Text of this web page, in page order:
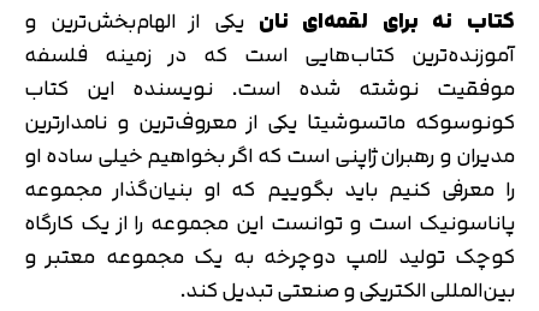
کتاب نه برای لقمه‌ای نان یکی از الهام‌بخش‌ترین و
آموزنده‌ترین کتاب‌هایی است که در زمینه فلسفه
موفقیت نوشته شده است. نویسنده این کتاب
کونوسوکه ماتسوشیتا یکی از معروف‌ترین و نامدارترین
مدیران و رهبران ژاپنی است که اگر بخواهیم خیلی ساده او
را معرفی کنیم باید بگوییم که او بنیان‌گذار مجموعه
پاناسونیک است و توانست این مجموعه را از یک کارگاه
کوچک تولید لامپ دوچرخه به یک مجموعه معتبر و
بین‌المللی الکتریکی و صنعتی تبدیل کند.